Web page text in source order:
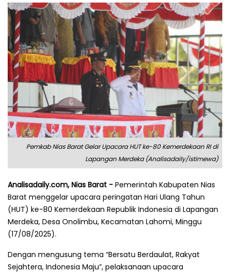
Pemkab Nias Barat Gelar Upacara HUT ke-80 Kemerdekaan RI di
Lapangan Merdeka (Analisadaily/istimewa)
Analisadaily.com, Nias Barat - Pemerintah Kabupaten Nias
Barat menggelar upacara peringatan Hari Ulang Tahun
(HUT) ke-80 Kemerdekaan Republik Indonesia di Lapangan
Merdeka, Desa Onolimbu, Kecamatan Lahomi, Minggu
(17/08/2025).
Dengan mengusung tema “Bersatu Berdaulat, Rakyat
Sejahtera, Indonesia Maju”, pelaksanaan upacara